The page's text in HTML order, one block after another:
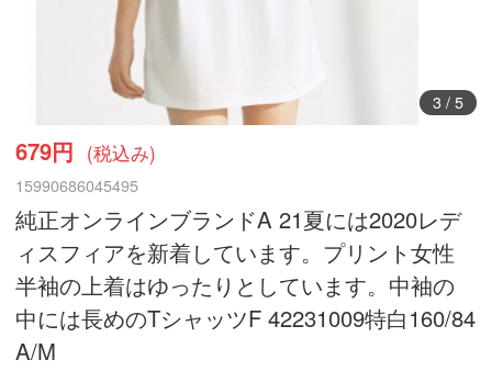
3/ 5
679円 (税込み)
15990686045495
純正オンラインブランドA 21夏には2020レデ
ィスフィアを新着しています。プリント女性
半袖の上着はゆったりとしています。中袖の
中には長めのTシャッツF 42231009特白160/84
A/M